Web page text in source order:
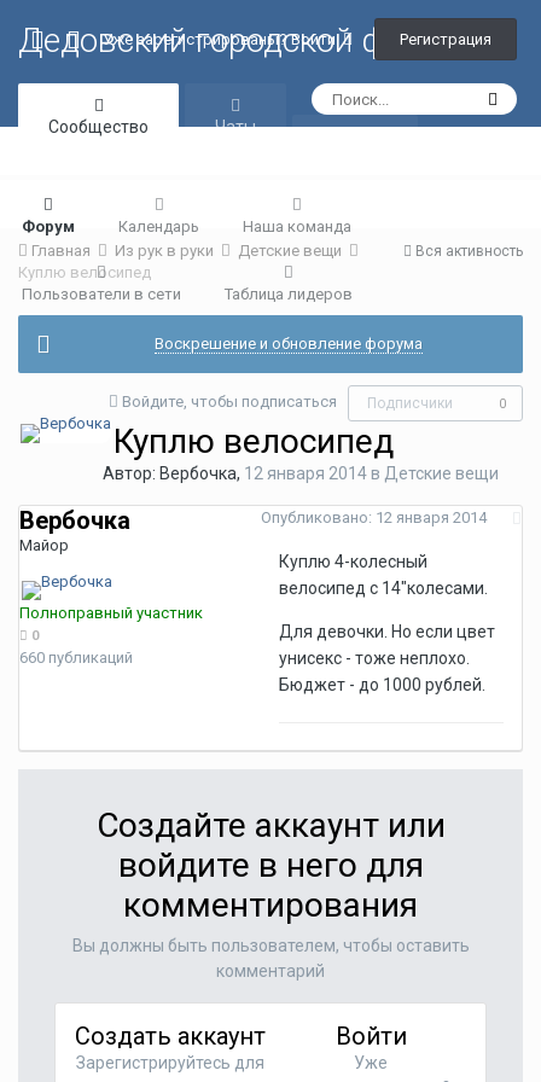
Дедовский городской форум
Уже зарегистрированы? Войти Регистрация
Сообщество
Форум Календарь Наша команда
Пользователи в сети Таблица лидеров
Чаты
Вся активность
Главная Из рук в руки
Детские вещи
Куплю велосипед
Воскрешение и обновление форума
Войдите, чтобы подписаться Подписчики 0
Куплю велосипед
Автор: Вербочка, 12 января 2014в Детские вещи
Вербочка
Майор
Полноправный участник
0
660 публикаций
Опубликовано: 12 января 2014
Куплю 4-колесный
велосипед с 14"колесами.
Для девочки. Но если цвет
унисекс - тоже неплохо.
Бюджет - до 1000 рублей.
Создайте аккаунт или
войдите в него для
комментирования
Вы должны быть пользователем, чтобы оставить
комментарий
Создать аккаунт
Зарегистрируйтесь для
Войти
Уже